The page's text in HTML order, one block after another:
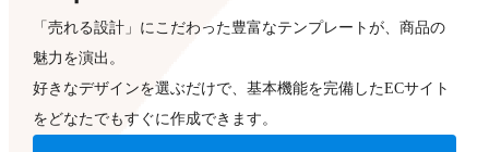
「売れる設計」にこだわった豊富なテンプレートが、商品の
魅力を演出。
好きなデザインを選ぶだけで、基本機能を完備したECサイト
をどなたでもすぐに作成できます。